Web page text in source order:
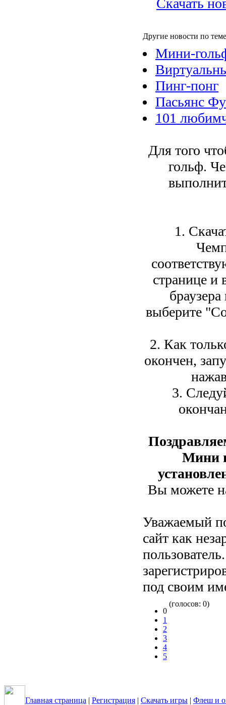
Скачать
Другие новости по
Мини-
Пинг-понг
Пасьянс
101
Для того
гольф.
1.
странице и
выберите
2. Как
окончен,
3.
Мини
Вы можете
Уважаемый
сайт как
под своим
0
1
2
3
4
5
(голосов: 0)
Главная страница | Регистрация | Скачать игры | Флеш и